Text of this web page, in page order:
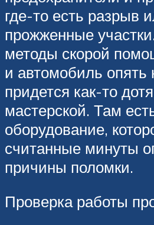
где-то есть разрыв
прожженные
методы скорой
и автомобиль опять
придется как-то
мастерской. Там
оборудование,
считанные минуты
причины поломки.
Проверка работы